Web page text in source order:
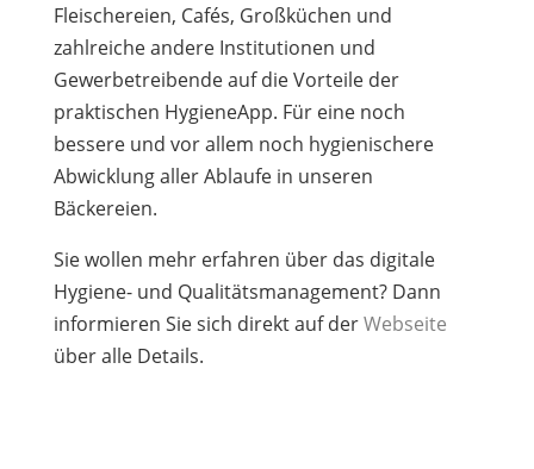
Fleischereien, Cafés, Großküchen und
zahlreiche andere Institutionen und
Gewerbetreibende auf die Vorteile der
praktischen HygieneApp. Für eine noch
bessere und vor allem noch hygienischere
Abwicklung aller Ablaufe in unseren
Bäckereien.
Sie wollen mehr erfahren über das digitale
Hygiene- und Qualitätsmanagement? Dann
informieren Sie sich direkt auf derWebseite
über alle Details.